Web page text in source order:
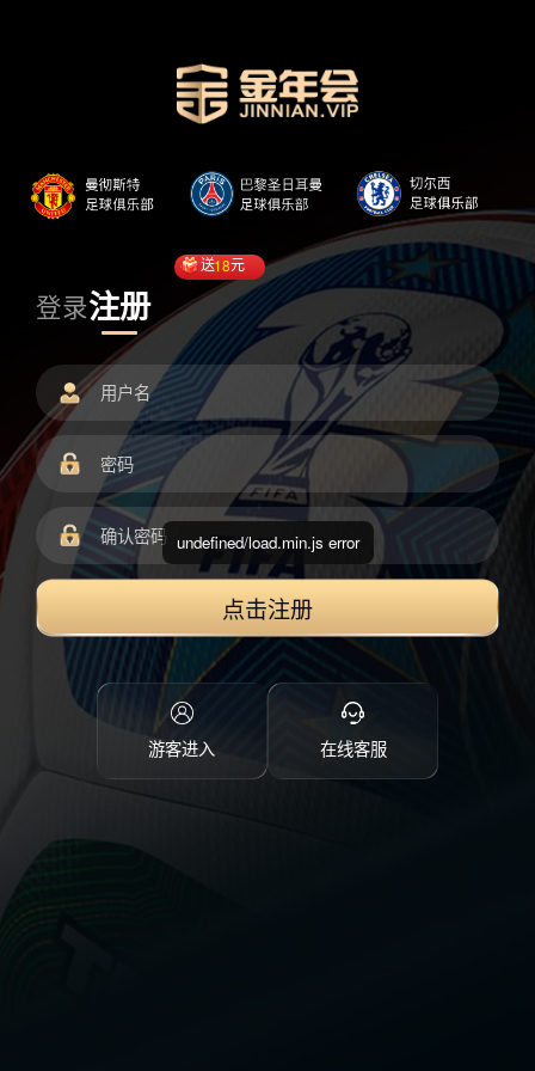
登录注册
送18元
点击注册
游客进入 在线客服
undefined/load.min.js error